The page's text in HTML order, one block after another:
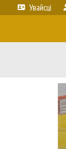
Увайсці